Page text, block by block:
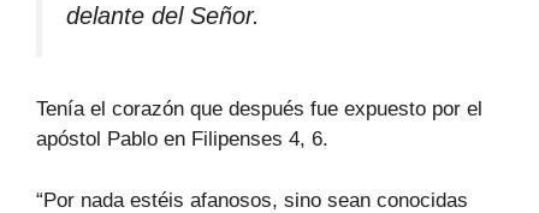
delante del Señor.
Tenía el corazón que después fue expuesto por el
apóstol Pablo en Filipenses 4, 6.
“Por nada estéis afanosos, sino sean conocidas